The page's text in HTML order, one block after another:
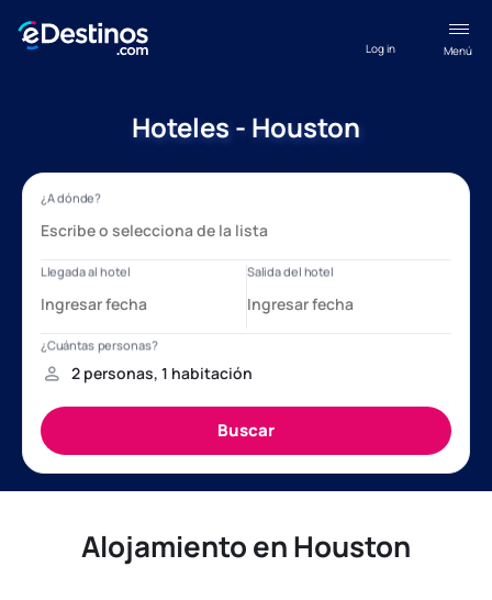
Menú
Log in
Hoteles - Houston
Alojamiento en Houston